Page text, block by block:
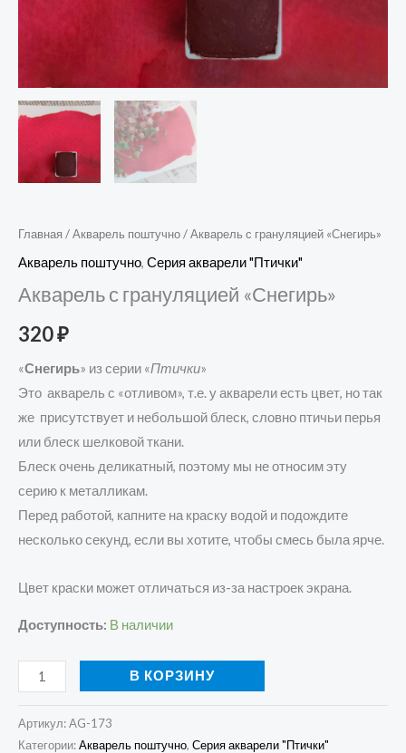
Главная /Акварель поштучно/ Акварель с грануляцией «Снегирь»
Акварель поштучно, Серия акварели "Птички"
Акварель с грануляцией «Снегирь»
320₽
«Снегирь» из серии «Птички»
Это акварель с «отливом», т.е. у акварели есть цвет, но так
же присутствует и небольшой блеск, словно птичьи перья
или блеск шелковой ткани.
Блеск очень деликатный, поэтому мы не относим эту
серию к металликам.
Перед работой, капните на краску водой и подождите
несколько секунд, если вы хотите, чтобы смесь была ярче.
Цвет краски может отличаться из-за настроек экрана.
Доступность: В наличии
В КОРЗИНУ
Артикул:AG-173
Категории:Акварель поштучно, Серия акварели "Птички"